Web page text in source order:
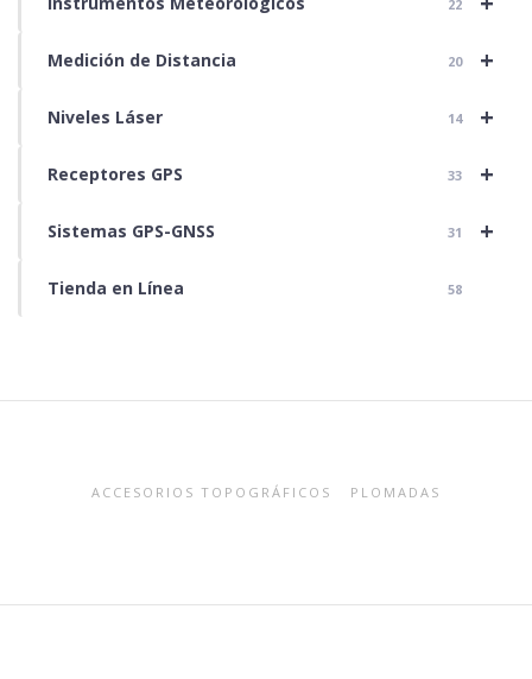
22
+
Medición de Distancia 20
+
Niveles Láser 14
+
Receptores GPS 33
+
Sistemas GPS-GNSS 31
Tienda en Línea 58
ACCESORIOS TOPOGRÁFICOS PLOMADAS